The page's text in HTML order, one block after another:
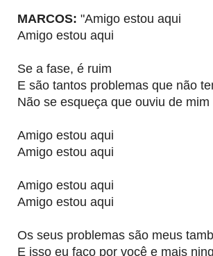
MARCOS: "Amigo estou aqui
Amigo estou aqui
Se a fase, é ruim
E são tantos problemas que não
Não se esqueça que ouviu de mim
Amigo estou aqui
Amigo estou aqui
Amigo estou aqui
Amigo estou aqui
Os seus problemas são meus
E isso eu faço por você e mais